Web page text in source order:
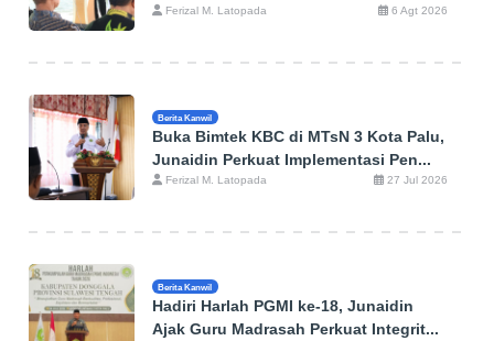
Ferizal M. Latopada 6 Agt 2026
Berita Kanwil
Buka Bimtek KBC di MTsN 3 Kota Palu,
Junaidin Perkuat Implementasi Pen...
Ferizal M. Latopada 27 Jul 2026
Berita Kanwil
Hadiri Harlah PGMI ke-18, Junaidin
Ajak Guru Madrasah Perkuat Integrit...